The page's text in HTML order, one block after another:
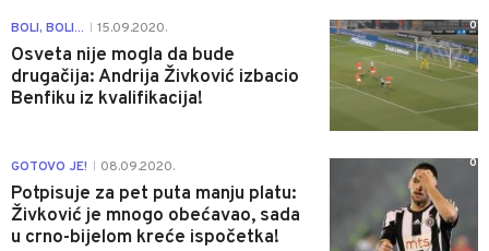
BOLI, BOLI... 15.09.2020.
Osveta nije mogla da bude
drugačija: Andrija Živković izbacio
Benfiku iz kvalifikacija!
0
GOTOVO JE! 08.09.2020.
Potpisuje za pet puta manju platu:
Živković je mnogo obećavao, sada
u crno-bijelom kreće ispočetka!
0